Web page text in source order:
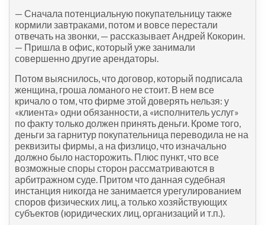
— Сначала потенциальную покупательницу также
кормили завтраками, потом и вовсе перестали
отвечать на звонки, — рассказывает Андрей Кокорин.
— Пришла в офис, который уже занимали
совершенно другие арендаторы.
Потом выяснилось, что договор, который подписала
женщина, гроша ломаного не стоит. В нем все
кричало о том, что фирме этой доверять нельзя: у
«клиента» одни обязанности, а «исполнитель услуг»
по факту только должен принять деньги. Кроме того,
деньги за гарнитур покупательница переводила не на
реквизиты фирмы, а на физлицо, что изначально
должно было насторожить. Плюс пункт, что все
возможные споры сторон рассматриваются в
арбитражном суде. Притом что данная судебная
инстанция никогда не занимается урегулированием
споров физических лиц, а только хозяйствующих
субъектов (юридических лиц, организаций и т.п.).